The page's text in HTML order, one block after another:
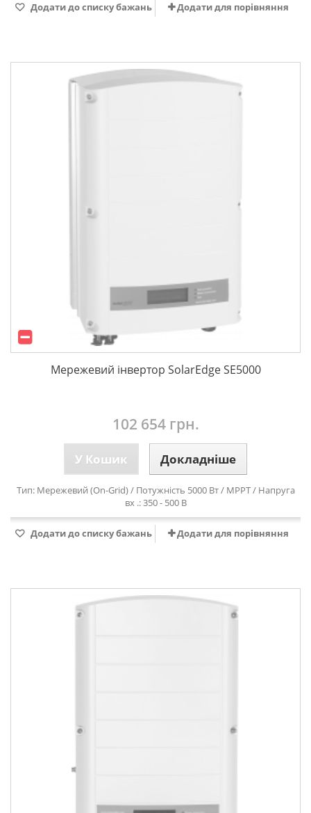
Додати до списку бажань Додати для порівняння
Мережевий інвертор SolarEdge SE5000
102 654 грн.
У Кошик Докладніше
Тип: Мережевий (On-Grid) / Потужність 5000 Вт / MPPT / Напруга
вх .: 350 - 500 В
Додати до списку бажань Додати для порівняння